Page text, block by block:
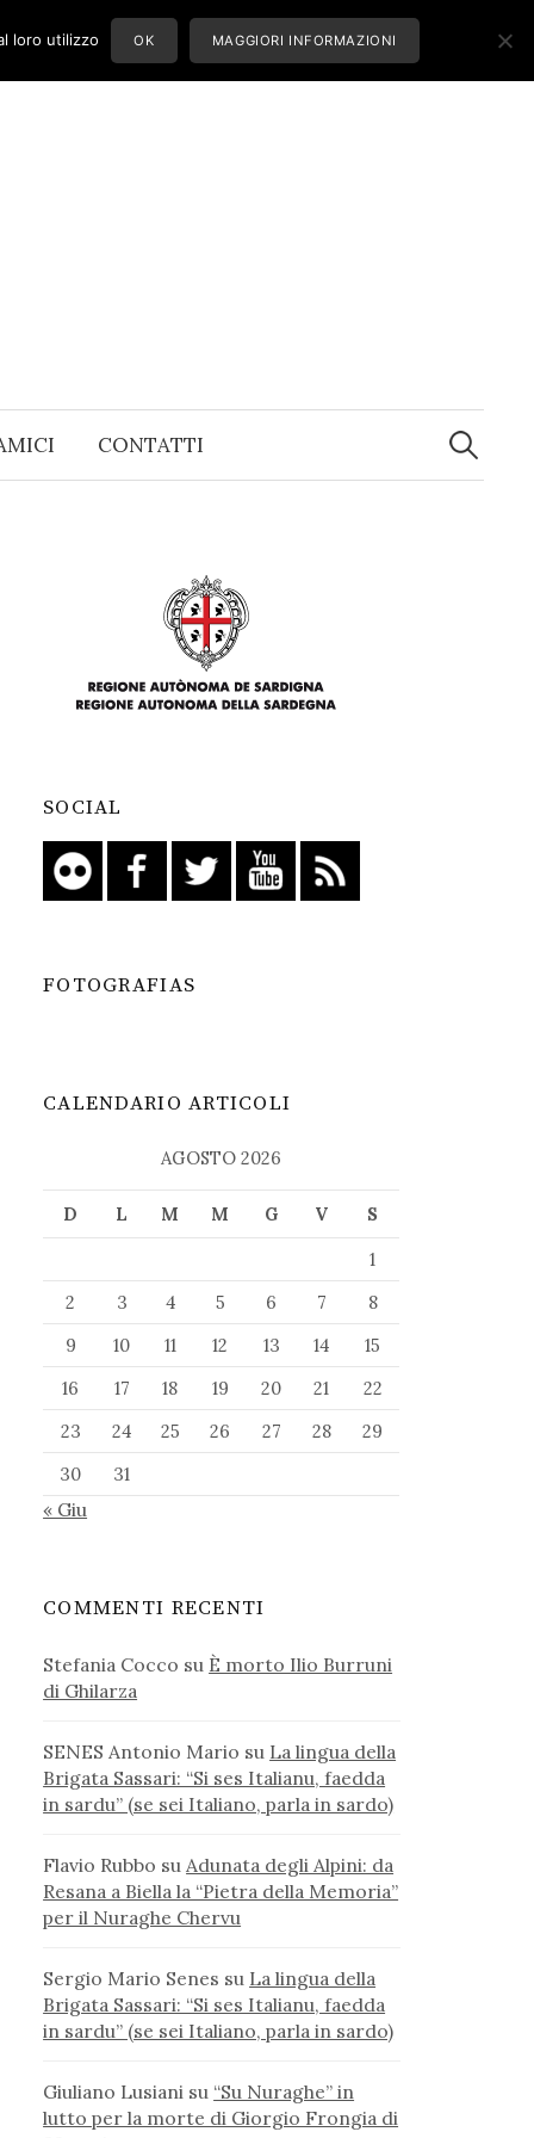
CONTATTI
Ricerca
per:
SOCIAL
FOTOGRAFIAS
CALENDARIO ARTICOLI
AGOSTO 2026
D L M M G V
S
1
2
3 4 5 6 7
8
9
10 11 12 13 14
15
16
17 18 19 20 21
22
23
24 25 26 27 28
29
30
31
« Giu
COMMENTI RECENTI
Stefania Cocco su È morto Ilio Burruni
di Ghilarza
SENES Antonio Mario su La lingua della
Brigata Sassari: “Si ses Italianu, faedda
in sardu” (se sei Italiano, parla in sardo)
Flavio Rubbo su Adunata degli Alpini: da
Resana a Biella la “Pietra della Memoria”
per il Nuraghe Chervu
Sergio Mario Senes su La lingua della
Brigata Sassari: “Si ses Italianu, faedda
in sardu” (se sei Italiano, parla in sardo)
Giuliano Lusiani su “Su Nuraghe” in
lutto per la morte di Giorgio Frongia di
loro utilizzo OK MAGGIORI INFORMAZIONI